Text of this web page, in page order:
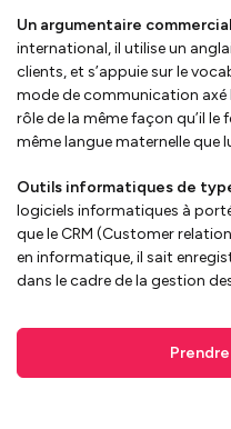
Un argumentaire
international, il utilise un
clients, et s’appuie sur le
mode de communication axé
rôle de la même façon qu’il le
même langue maternelle que
Outils informatiques de
logiciels informatiques à
que le CRM (Customer
en informatique, il sait
dans le cadre de la gestion